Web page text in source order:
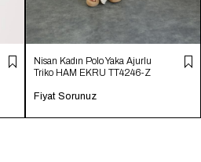
Nisan Kadın Polo Yaka Ajurlu
Triko HAM EKRU TT4246-Z
Fiyat Sorunuz